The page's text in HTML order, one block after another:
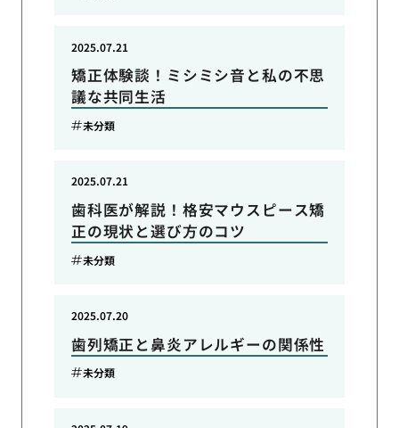
矯正体験談！ミシミシ音と私の不思
議な共同生活
2025.07.21
未分類
歯科医が解説！格安マウスピース矯
正の現状と選び方のコツ
2025.07.21
未分類
歯列矯正と鼻炎アレルギーの関係性
2025.07.20
未分類